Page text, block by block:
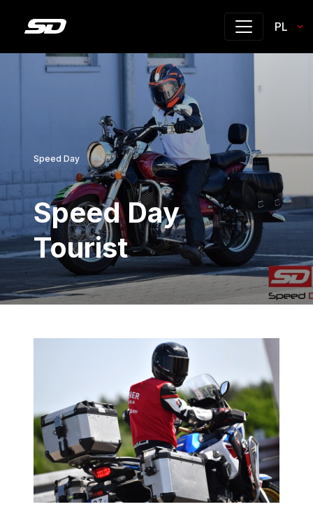
PL
Speed Day
Speed Day
Tourist